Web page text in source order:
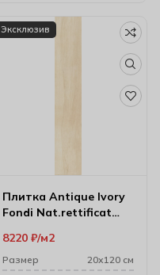
Эксклюзив
Плитка Antique Ivory
Fondi Nat.rettificat
8220 ₽ м2
Размер
20х120 см